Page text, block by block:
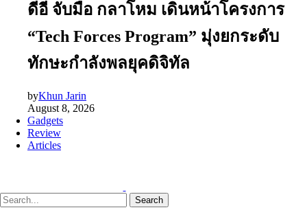
ดีอี จับมือ กลาโหม เดินหน้าโครงการ
“Tech Forces Program” มุ่งยกระดับ
ทักษะกำลังพลยุคดิจิทัล
byKhun Jarin
August 8, 2026
Gadgets
Review
Articles
Search